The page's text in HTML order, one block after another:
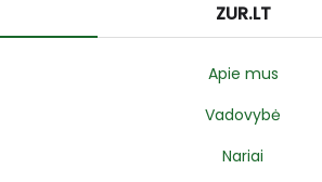
ZUR.LT
Apie mus
Vadovybė
Nariai